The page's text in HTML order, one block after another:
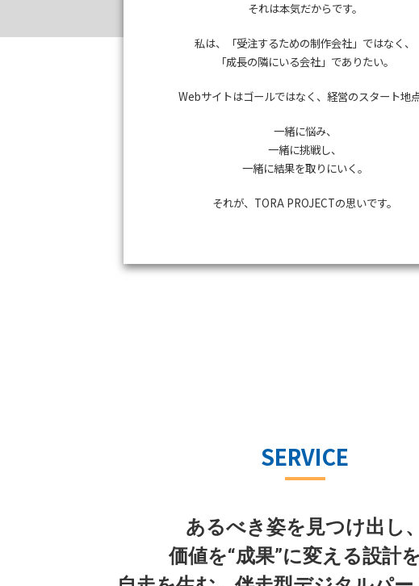
それは本気だからです。
私は、「受注するための制作会社」ではなく、
「成長の隣にいる会社」でありたい。
Webサイトはゴールではなく、経営のスタート地点
一緒に悩み、
一緒に挑戦し、
一緒に結果を取りにいく。
それが、TORA PROJECTの思いです。
SERVICE
あるべき姿を見つけ出し、
価値を“成果”に変える設計を